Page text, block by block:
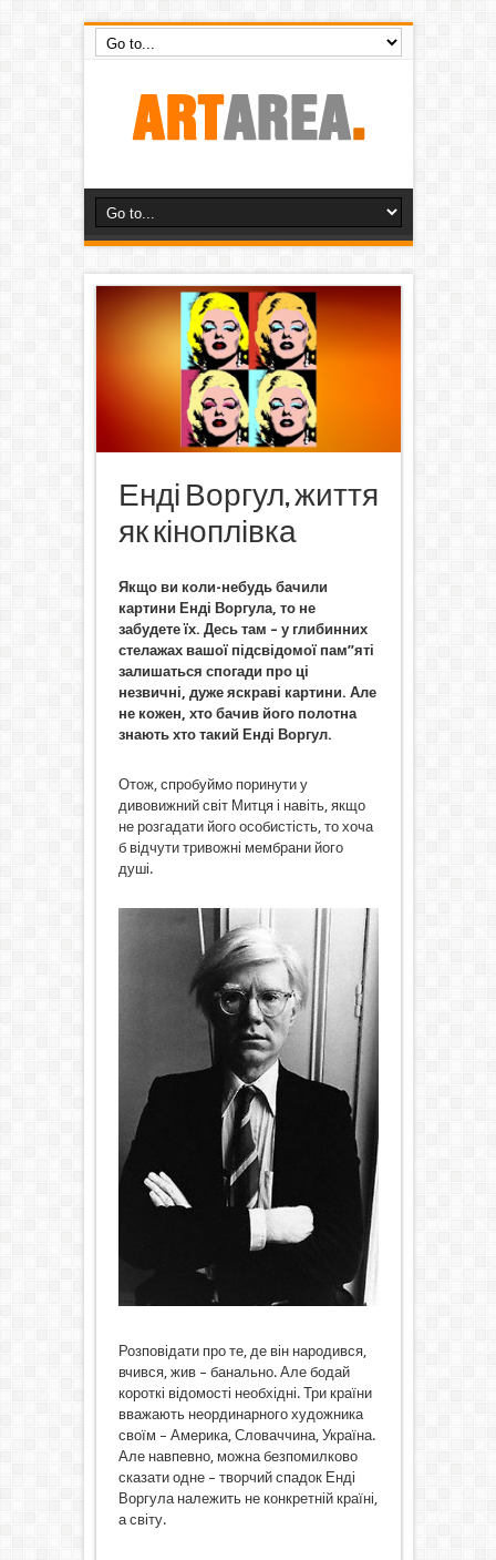
Енді Воргул, життя
як кіноплівка
Якщо ви коли-небудь бачили
картини Енді Воргула, то не
забудете їх. Десь там – у глибинних
стелажах вашої підсвідомої пам”яті
залишаться спогади про ці
незвичні, дуже яскраві картини. Але
не кожен, хто бачив його полотна
знають хто такий Енді Воргул.
Отож, спробуймо поринути у
дивовижний світ Митця і навіть, якщо
не розгадати його особистість, то хоча
б відчути тривожні мембрани його
душі.
Розповідати про те, де він народився,
вчився, жив – банально. Але бодай
короткі відомості необхідні. Три країни
вважають неординарного художника
своїм – Америка, Словаччина, Україна.
Але навпевно, можна безпомилково
сказати одне – творчий спадок Енді
Воргула належить не конкретній країні,
а світу.